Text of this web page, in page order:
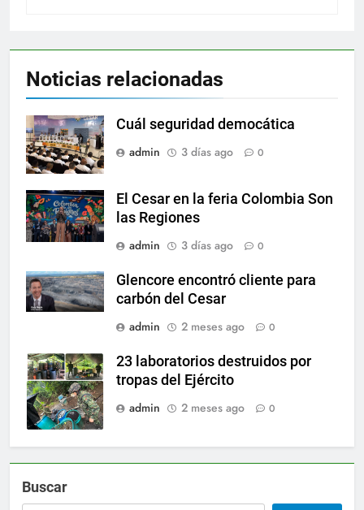
Noticias relacionadas
Cuál seguridad democática
admin
3 días ago 0
El Cesar en la feria Colombia Son
las Regiones
admin
3 días ago 0
Glencore encontró cliente para
carbón del Cesar
admin
2 meses ago 0
23 laboratorios destruidos por
tropas del Ejército
admin
2 meses ago 0
Buscar